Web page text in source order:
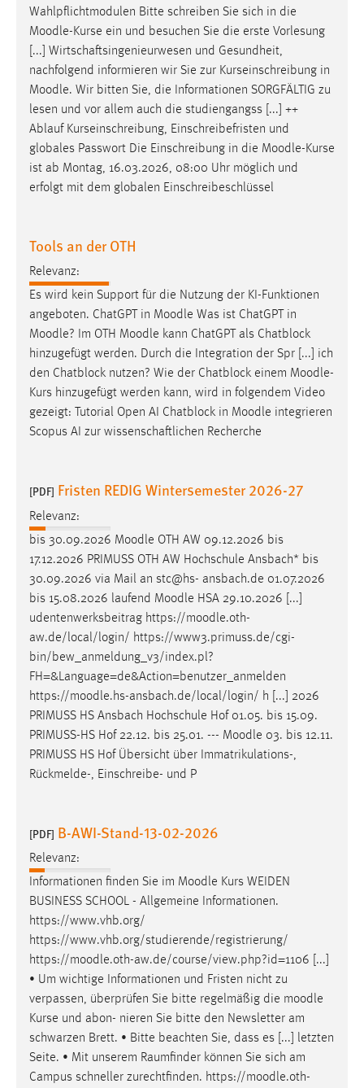
Wahlpflichtmodulen Bitte schreiben Sie sich in die
Moodle-Kurse ein und besuchen Sie die erste Vorlesung
[...] Wirtschaftsingenieurwesen und Gesundheit,
nachfolgend informieren wir Sie zur Kurseinschreibung in
Moodle. Wir bitten Sie, die Informationen SORGFÄLTIG zu
lesen und vor allem auch die studiengangss [...] ++
Ablauf Kurseinschreibung, Einschreibefristen und
globales Passwort Die Einschreibung in die Moodle-Kurse
ist ab Montag, 16.03.2026, 08:00 Uhr möglich und
erfolgt mit dem globalen Einschreibeschlüssel
Tools an der OTH
Relevanz:
Es wird kein Support für die Nutzung der KI-Funktionen
angeboten. ChatGPT in Moodle Was ist ChatGPT in
Moodle? Im OTH Moodle kann ChatGPT als Chatblock
hinzugefügt werden. Durch die Integration der Spr [...] ich
den Chatblock nutzen? Wie der Chatblock einem Moodle-
Kurs hinzugefügt werden kann, wird in folgendem Video
gezeigt: Tutorial Open AI Chatblock in Moodle integrieren
Scopus AI zur wissenschaftlichen Recherche
[PDF] Fristen REDIG Wintersemester 2026-27
Relevanz:
bis 30.09.2026 Moodle OTH AW 09.12.2026 bis
17.12.2026 PRIMUSS OTH AW Hochschule Ansbach* bis
30.09.2026 via Mail an stc@hs- ansbach.de 01.07.2026
bis 15.08.2026 laufend Moodle HSA 29.10.2026 [...]
udentenwerksbeitrag https://moodle.oth-
aw.de/local/login/ https://www3.primuss.de/cgi-
bin/bew_anmeldung_v3/index.pl?
FH=&Language=de&Action=benutzer_anmelden
https://moodle.hs-ansbach.de/local/login/ h [...] 2026
PRIMUSS HS Ansbach Hochschule Hof 01.05. bis 15.09.
PRIMUSS-HS Hof 22.12. bis 25.01. --- Moodle 03. bis 12.11.
PRIMUSS HS Hof Übersicht über Immatrikulations-,
Rückmelde-, Einschreibe- und P
[PDF] B-AWI-Stand-13-02-2026
Relevanz:
Informationen finden Sie im Moodle Kurs WEIDEN
BUSINESS SCHOOL - Allgemeine Informationen.
https://www.vhb.org/
https://www.vhb.org/studierende/registrierung/
https://moodle.oth-aw.de/course/view.php?id=1106 [...]
• Um wichtige Informationen und Fristen nicht zu
verpassen, überprüfen Sie bitte regelmäßig die moodle
Kurse und abon- nieren Sie bitte den Newsletter am
schwarzen Brett. • Bitte beachten Sie, dass es [...] letzten
Seite. • Mit unserem Raumfinder können Sie sich am
Campus schneller zurechtfinden. https://moodle.oth-
Zweck:
Für performante Seitenauslieferung wird in diesem Cookie
gespeichert, ob man eingeloggt ist.
Sprachpräferenz
Name:
site-language-preference
Zweck:
Cookie Laufzeit:
Chat
Name:
MibewSessionID, MIBEW_UserID, mibew_locale, mibew-
chat-frame-style-5e9dbeb1811c0446
Zweck:
Wird benötigt um die Chatfunktion nutzen zu können.
5e9dbeb1811c0446 = Sitzungslaufzeit, mibew_locale = 3
Login
Name:
fe_user, be_user, be_lastLoginProvider
Zweck:
Dieser Cookie ist notwendig um sich an der Website
einloggen zu können.
Cookie Laufzeit:
24 Stunden
STATISTIK
Diese Informationen helfen uns zu verstehen, wie
Matomo
Name:
_pk_ref, _pk_cvar, _pk_id, _pk_ses
Zweck:
Zugriffsstatistik
Cookie Laufzeit:
Max. 13 Monate